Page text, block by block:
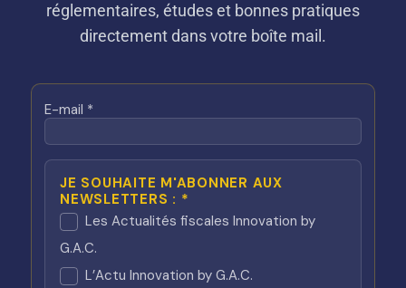
réglementaires, études et bonnes pratiques
directement dans votre boîte mail.